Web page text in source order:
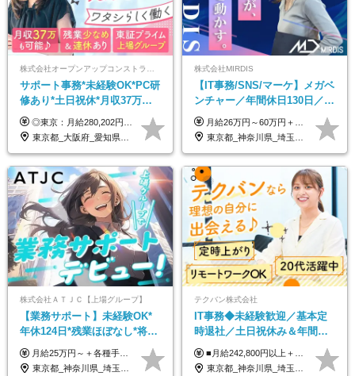
サポート事務*未経験OK*PC研
修あり*土日祝休*月収37万円
可*面接1回/o
◎東京：月給280,202円～402,430円 ◎大阪：月給269,824円～392,052円 ◎名古屋：月給285,967円～408,195円 ◎その他：月給265,212円～387,440円 ※試用期間3か月／待遇は研修期間中のみ変更あり （東京：23.9万円～、大阪：月給23.4万円～、名古屋：月給24.2万円～、その他：月給23.1万円～） ※固定残業代（配属後に支給）・一律手当を含む ※固定残業代は残業がない場合も支給し、超過分は別途支給する ※年齢、経験、能力を考慮し、支給額を決定します。
東京都_大阪府_愛知県_北海道_宮城県_新潟県_石川県_静岡県_広島県_福岡県_沖縄県
株式会社MIRDIS
【IT事務/SNS/マーケ】メガベ
ンチャー／年間休日130日／
SNS業務／リモート可能／未
経験◎
月給26万円～60万円＋賞与1回＋各種手当 ★Point：経験者の方は100％年収UPでの待遇提示も可能！ ※試用期間6カ月 ※期間中は月給23万円以上～スタート ※期間中は契約社員
東京都_神奈川県_埼玉県_千葉県
株式会社ＡＴＪＣ【上場グループ】
【業務サポート】未経験OK*
年休124日*残業ほぼなし*将来
活かせる専門スキル
月給25万円～＋各種手当（家族、資格、住宅など） ★ご経験をお持ちの方は前職給与保証！ ※試用期間は6ヶ月 ※上記には固定残業代（33,784円～／20時間分）を含みます。超過分は追加支給致します。 ※経験・スキル・能力を考慮して決定します。ご経験者の方の経験フェーズは不問です。 ＜各種手当＞ 住宅手当／家族手当／資格手当／特別手当など
東京都_神奈川県_埼玉県_千葉県
テクバン株式会社
IT事務◆未経験歓迎／基本定
時退社／土日祝休み＆年間休
日123日／賞与年2回／研修制
度充実／リモートOK
■月給242,800円以上＋諸手当＋賞与年2回＋業績賞与 ※固定残業代32,813円～/20時間分を含む ※超過分は別途支給 ※経験・年齢を考慮の上、当社規定により決定 ※試用期間6ヵ月間（待遇に差異なし）
東京都_神奈川県_埼玉県_千葉県